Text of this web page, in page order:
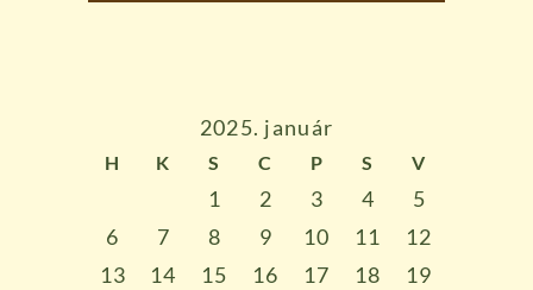
2025. január
H K S C P S V
1 2 3 4
5
6
7 8 9 10 11
12
13
14 15 16 17 18
19